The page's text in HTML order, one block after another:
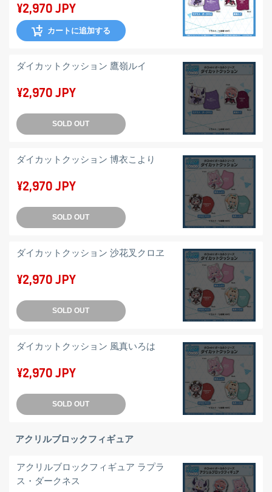
¥2,970 JPY
カートに追加する
ダイカットクッション 鷹嶺ルイ
¥2,970 JPY
SOLD OUT
ダイカットクッション 博衣こより
¥2,970 JPY
SOLD OUT
ダイカットクッション 沙花叉クロヱ
¥2,970 JPY
SOLD OUT
ダイカットクッション 風真いろは
¥2,970 JPY
SOLD OUT
アクリルブロックフィギュア
アクリルブロックフィギュア ラプラ
ス・ダークネス